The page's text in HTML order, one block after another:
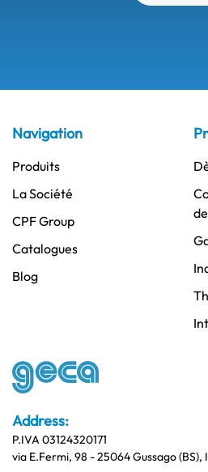
Address:
P.IVA 03124320171
via E.Fermi, 98 - 25064 Gussago (BS),
Navigation
Produits
La Société
CPF Group
Catalogues
Blog